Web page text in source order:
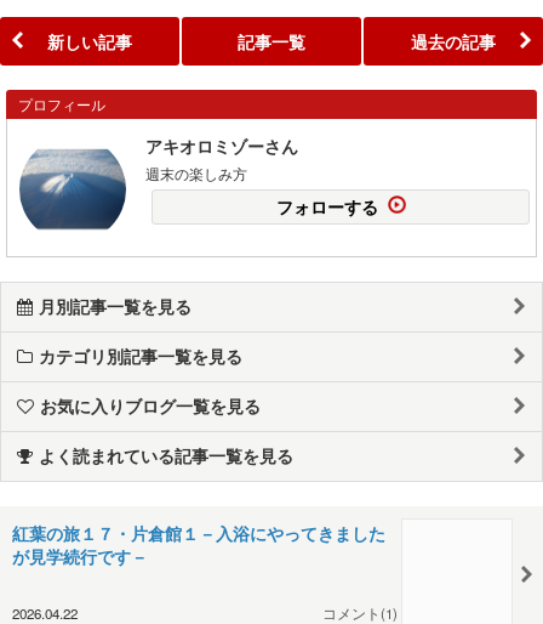
新しい記事 記事一覧 過去の記事
プロフィール
アキオロミゾーさん
週末の楽しみ方
フォローする
月別記事一覧を見る
カテゴリ別記事一覧を見る
お気に入りブログ一覧を見る
よく読まれている記事一覧を見る
紅葉の旅１７・片倉館１－入浴にやってきました
が見学続行です－
2026.04.22 コメント(1)